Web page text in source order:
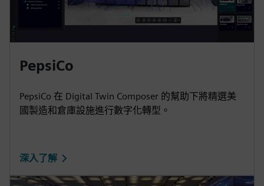
PepsiCo
PepsiCo 在 Digital Twin Composer 的幫助下將精選美
國製造和倉庫設施進行數字化轉型。
深入了解